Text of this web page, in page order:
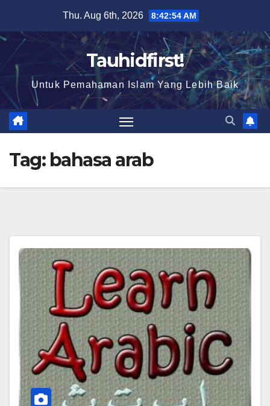
content
Thu. Aug 6th, 2026 8:42:55 AM
Tauhidfirst!
Untuk Pemahaman Islam Yang Lebih Baik
Tag: bahasa arab